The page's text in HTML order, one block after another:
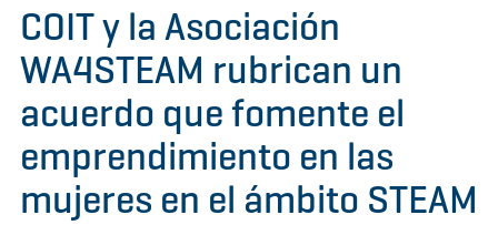
COIT y la Asociación
WA4STEAM rubrican un
acuerdo que fomente el
emprendimiento en las
mujeres en el ámbito STEAM